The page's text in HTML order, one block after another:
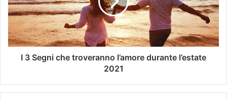
I 3 Segni che troveranno l’amore durante l’estate
2021